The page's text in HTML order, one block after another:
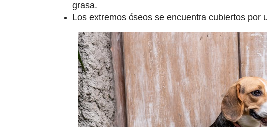
grasa.
Los extremos óseos se encuentra cubiertos por